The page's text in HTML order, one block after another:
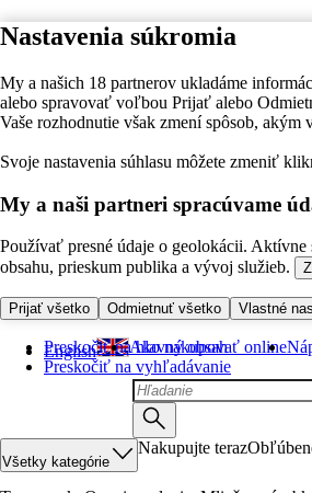
Nastavenia súkromia
My a našich 18 partnerov ukladáme
alebo spravovať voľbou Prijať alebo
Vaše rozhodnutie však zmení spôsob, akým
Svoje nastavenia súhlasu môžete zmeniť
My a naši partneri spracúvame
Používať presné údaje o geolokácii.
obsahu, prieskum publika a vývoj služieb.
Prijať všetko Odmietnuť všetko Vlastné
Preskočiť na hlavný obsah
Preskočiť na vyhľadávanie
English Ako nakupovať online
Všetky kategórie
Nakupujte teraz